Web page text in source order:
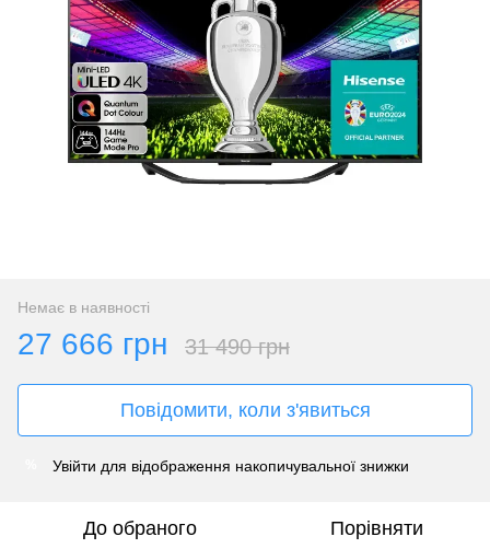
Немає в наявності
27 666 грн 31 490 грн
Повідомити, коли з'явиться
Увійти для відображення накопичувальної знижки
До обраного Порівняти